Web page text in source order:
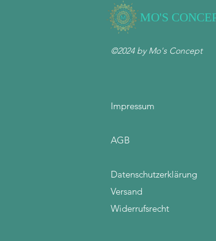
MO'S
©2024 by Mo's Concept
Impressum
AGB
Datenschutzerklärung
Versand
Widerrufsrecht